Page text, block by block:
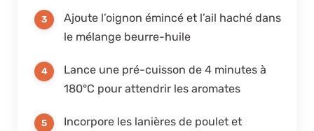
Ajoute l’oignon émincé et l’ail haché dans
le mélange beurre-huile
Lance une pré-cuisson de 4 minutes à
180°C pour attendrir les aromates
Incorpore les lanières de poulet et